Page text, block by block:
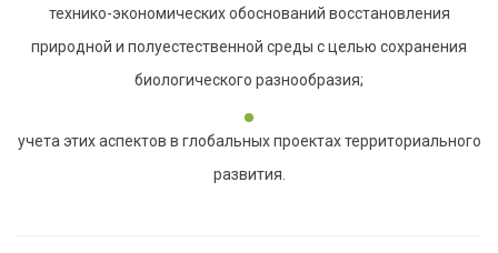
технико-экономических обоснований восстановления
природной и полуестественной среды с целью сохранения
биологического разнообразия;
учета этих аспектов в глобальных проектах территориального
развития.